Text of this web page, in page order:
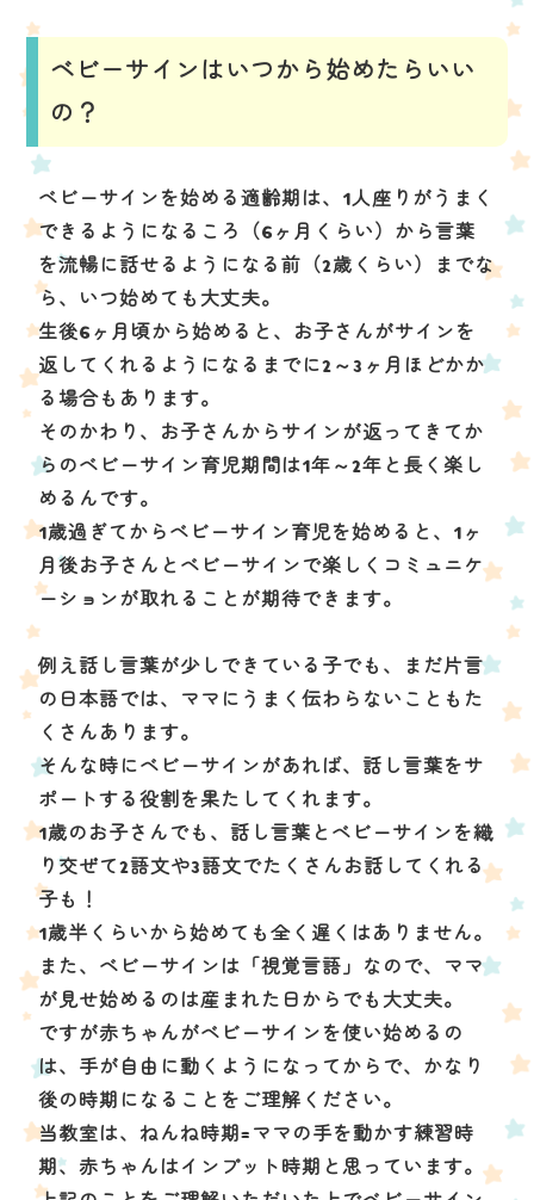
ベビーサインはいつから始めたらいい
の？
ベビーサインを始める適齢期は、1人座りがうまく
できるようになるころ（6ヶ月くらい）から言葉
を流暢に話せるようになる前（2歳くらい）までな
ら、いつ始めても大丈夫。
生後6ヶ月頃から始めると、お子さんがサインを
返してくれるようになるまでに2～3ヶ月ほどかか
る場合もあります。
そのかわり、お子さんからサインが返ってきてか
らのベビーサイン育児期間は1年～2年と長く楽し
めるんです。
1歳過ぎてからベビーサイン育児を始めると、1ヶ
月後お子さんとベビーサインで楽しくコミュニケ
ーションが取れることが期待できます。
例え話し言葉が少しできている子でも、まだ片言
の日本語では、ママにうまく伝わらないこともた
くさんあります。
そんな時にベビーサインがあれば、話し言葉をサ
ポートする役割を果たしてくれます。
1歳のお子さんでも、話し言葉とベビーサインを織
り交ぜて2語文や3語文でたくさんお話してくれる
子も！
1歳半くらいから始めても全く遅くはありません。
また、ベビーサインは「視覚言語」なので、ママ
が見せ始めるのは産まれた日からでも大丈夫。
ですが赤ちゃんがベビーサインを使い始めるの
は、手が自由に動くようになってからで、かなり
後の時期になることをご理解ください。
当教室は、ねんね時期=ママの手を動かす練習時
期、赤ちゃんはインプット時期と思っています。